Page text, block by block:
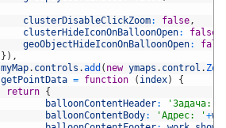
clusterDisableClickZoom: false ,
clusterHideIconOnBalloonOpen: false
geoObjectHideIconOnBalloonOpen:
} ) ,
myMap. controls .add ( new ymaps . control .
getPointData = function ( index)
{
return {
balloonContentHeader: 'Задача: '
balloonContentBody: 'Адрес: '+